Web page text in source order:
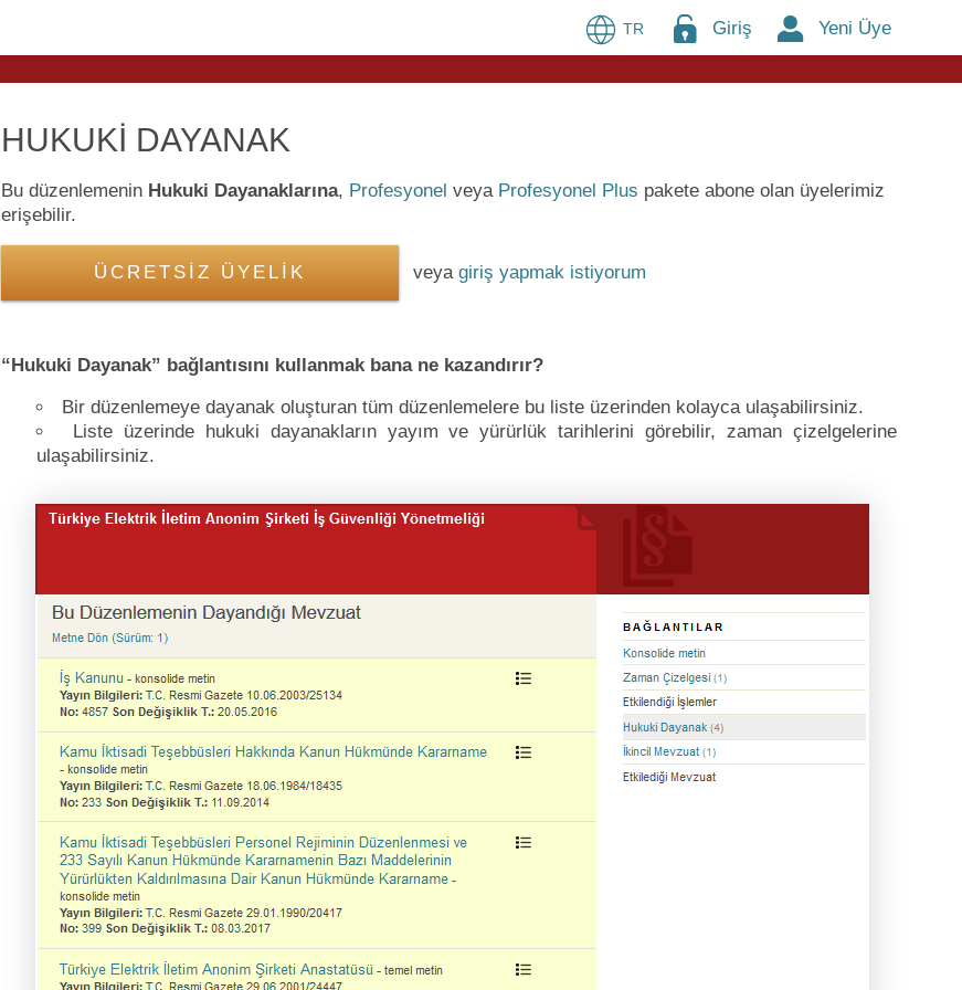
TR Giriş Yeni Üye
HUKUKİ DAYANAK
Bu düzenlemenin Hukuki Dayanaklarına, Profesyonel veya Profesyonel Plus pakete abone olan üyelerimiz
erişebilir.
ÜCRETSİZ ÜYELİK veya giriş yapmak istiyorum
“Hukuki Dayanak” bağlantısını kullanmak bana ne kazandırır?
Bir düzenlemeye dayanak oluşturan tüm düzenlemelere bu liste üzerinden kolayca ulaşabilirsiniz.
Liste üzerinde hukuki dayanakların yayım ve yürürlük tarihlerini görebilir, zaman çizelgelerine
ulaşabilirsiniz.